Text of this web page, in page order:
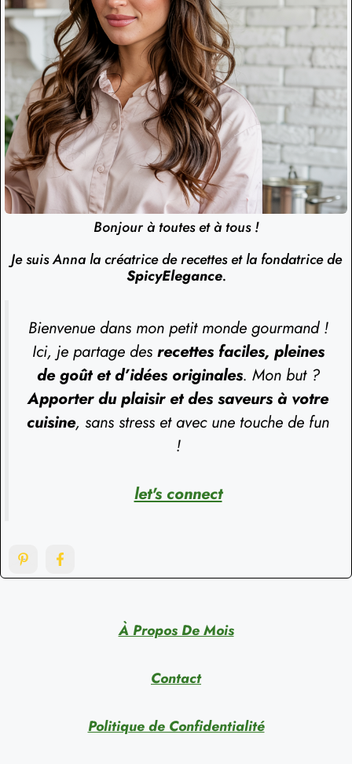
Bonjour à toutes et à tous !
Je suis Anna la créatrice de recettes et la fondatrice de
SpicyElegance.
Bienvenue dans mon petit monde gourmand !
Ici, je partage des recettes faciles, pleines
de goût et d’idées originales. Mon but ?
Apporter du plaisir et des saveurs à votre
cuisine, sans stress et avec une touche de fun
!
let's connect
À Propos De Mois
Contact
Politique de Confidentialité